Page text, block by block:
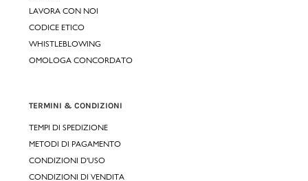
LAVORA CON NOI
CODICE ETICO
WHISTLEBLOWING
OMOLOGA CONCORDATO
TERMINI & CONDIZIONI
TEMPI DI SPEDIZIONE
METODI DI PAGAMENTO
CONDIZIONI D'USO
CONDIZIONI DI VENDITA